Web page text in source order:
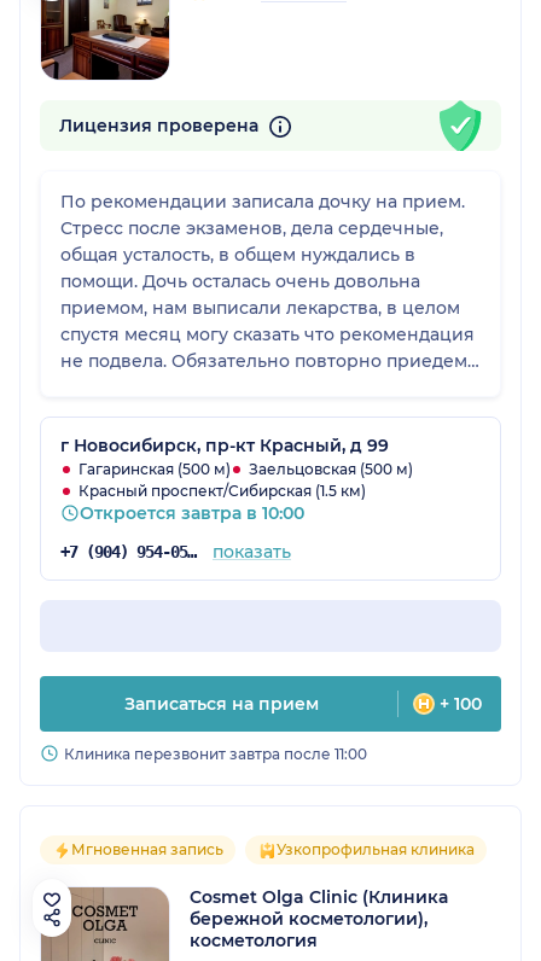
Лицензия проверена
По рекомендации записала дочку на прием.
Стресс после экзаменов, дела сердечные,
общая усталость, в общем нуждались в
помощи. Дочь осталась очень довольна
приемом, нам выписали лекарства, в целом
спустя месяц могу сказать что рекомендация
не подвела. Обязательно повторно приедем
Спасибо большое за такой подход!
г Новосибирск, пр-кт Красный, д 99
Гагаринская (500 м)
Заельцовская (500 м)
Красный проспект/Сибирская (1.5 км)
Откроется завтра в 10:00
+7 (904) 954-05-10 показать
Записаться на прием + 100
Клиника перезвонит завтра после 11:00
Мгновенная запись Узкопрофильная клиника
Cosmet Olga Clinic (Клиника
бережной косметологии),
косметология